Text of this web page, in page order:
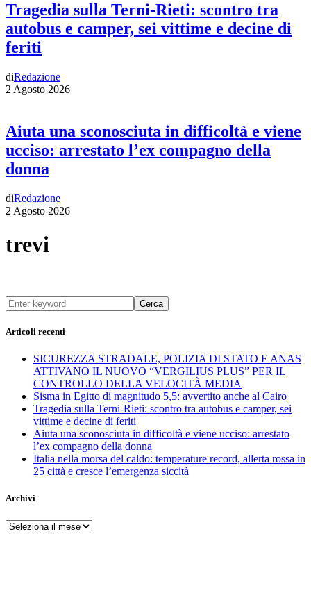
Tragedia sulla Terni-Rieti: scontro tra
autobus e camper, sei vittime e decine di
feriti
diRedazione
2 Agosto 2026
Aiuta una sconosciuta in difficoltà e viene
ucciso: arrestato l’ex compagno della
donna
diRedazione
2 Agosto 2026
trevi
Cerca
Articoli recenti
SICUREZZA STRADALE, POLIZIA DI STATO E ANAS
ATTIVANO IL NUOVO “VERGILIUS PLUS” PER IL
CONTROLLO DELLA VELOCITÀ MEDIA
Sisma in Egitto di magnitudo 5,5: avvertito anche al Cairo
Tragedia sulla Terni-Rieti: scontro tra autobus e camper, sei
vittime e decine di feriti
Aiuta una sconosciuta in difficoltà e viene ucciso: arrestato
l’ex compagno della donna
Italia nella morsa del caldo: temperature record, allerta rossa in
25 città e cresce l’emergenza siccità
Archivi
Archivi